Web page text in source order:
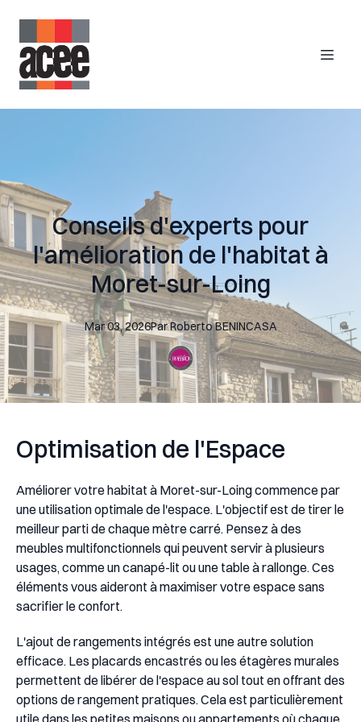
Conseils d'experts pour
l'amélioration de l'habitat à
Moret-sur-Loing
Mar 03, 2026ParRobertoBENINCASA
Optimisation de l'Espace
Améliorer votre habitat à Moret-sur-Loing commence par
une utilisation optimale de l'espace. L'objectif est de tirer le
meilleur parti de chaque mètre carré. Pensez à des
meubles multifonctionnels qui peuvent servir à plusieurs
usages, comme un canapé-lit ou une table à rallonge. Ces
éléments vous aideront à maximiser votre espace sans
sacrifier le confort.
L'ajout de rangements intégrés est une autre solution
efficace. Les placards encastrés ou les étagères murales
permettent de libérer de l'espace au sol tout en offrant des
options de rangement pratiques. Cela est particulièrement
utile dans les petites maisons ou appartements où chaque